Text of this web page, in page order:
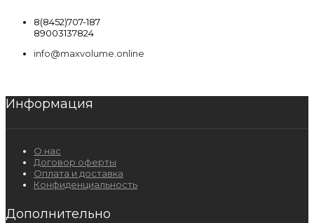
8(8452)707-187
89003137824
info@maxvolume.online
Информация
О нас
Договор оферты
Оплата и доставка
Конфиденциальность
Дополнительно